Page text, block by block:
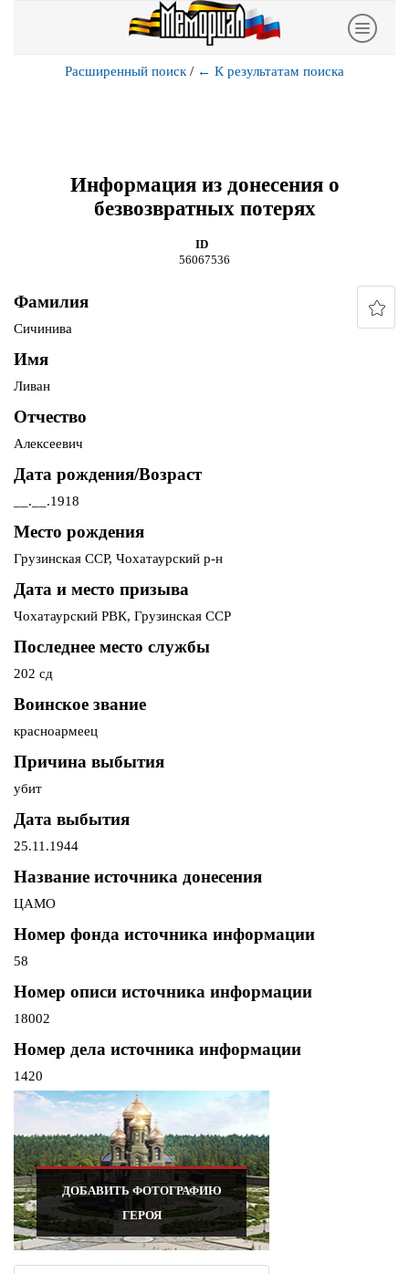
Расширенный поиск / ← К результатам поиска
Информация из донесения о
безвозвратных потерях
ID
56067536
Фамилия
Сичинива
Имя
Ливан
Отчество
Алексеевич
Дата рождения/Возраст
__.__.1918
Место рождения
Грузинская ССР, Чохатаурский р-н
Дата и место призыва
Чохатаурский РВК, Грузинская ССР
Последнее место службы
202 сд
Воинское звание
красноармеец
Причина выбытия
убит
Дата выбытия
25.11.1944
Название источника донесения
ЦАМО
Номер фонда источника информации
58
Номер описи источника информации
18002
Номер дела источника информации
1420
ДОБАВИТЬ ФОТОГРАФИЮ
ГЕРОЯ